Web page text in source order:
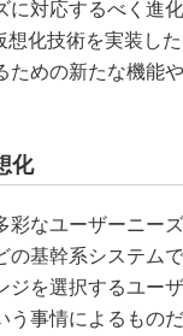
対応するべく進
化技術を実装した
ための新たな機能
化
なユーザーニー
基幹系システム
を選択するユー
事情によるもの